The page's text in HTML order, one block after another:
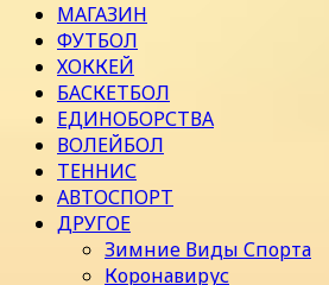
МАГАЗИН
ФУТБОЛ
ХОККЕЙ
БАСКЕТБОЛ
ЕДИНОБОРСТВА
ВОЛЕЙБОЛ
ТЕННИС
АВТОСПОРТ
ДРУГОЕ
Зимние Виды Спорта
Коронавирус